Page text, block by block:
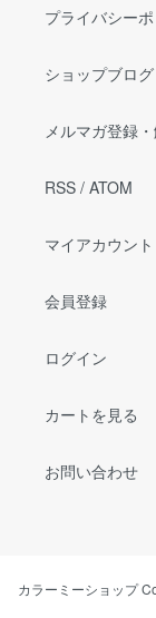
プライバシー
ショップブログ
メルマガ登録
RSS / ATOM
マイアカウント
会員登録
ログイン
カートを見る
お問い合わせ
カラーミーショップ